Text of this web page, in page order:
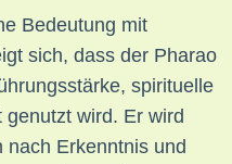
Bedeutung mit
sich, dass der Pharao
spirituelle
wird. Er wird
nach Erkenntnis und